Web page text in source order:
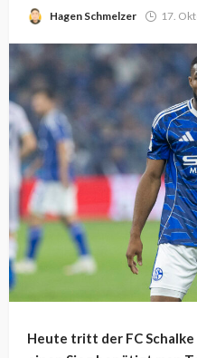
Hagen Schmelzer 17.
Heute tritt der FC Schalke